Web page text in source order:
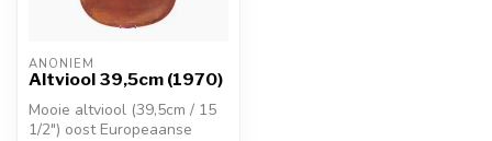
ANONIEM
Altviool 39,5cm (1970)
Mooie altviool (39,5cm / 15
1/2") oost Europeaanse